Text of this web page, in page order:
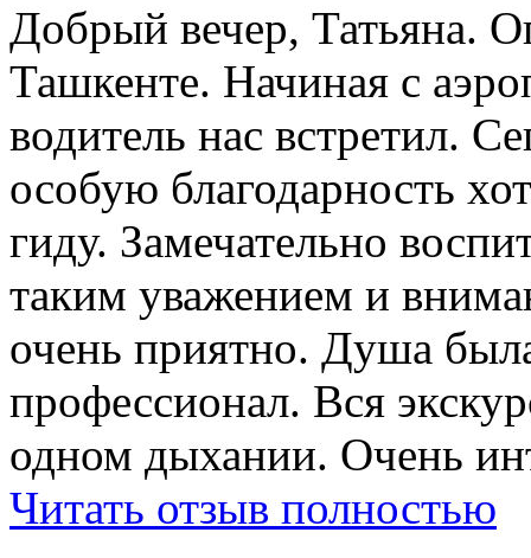
Добрый вечер, Татьяна.
Ташкенте. Начиная с
водитель нас встретил.
особую благодарность
гиду. Замечательно
таким уважением и
очень приятно. Душа
профессионал. Вся
одном дыхании. Очень
Читать отзыв полностью